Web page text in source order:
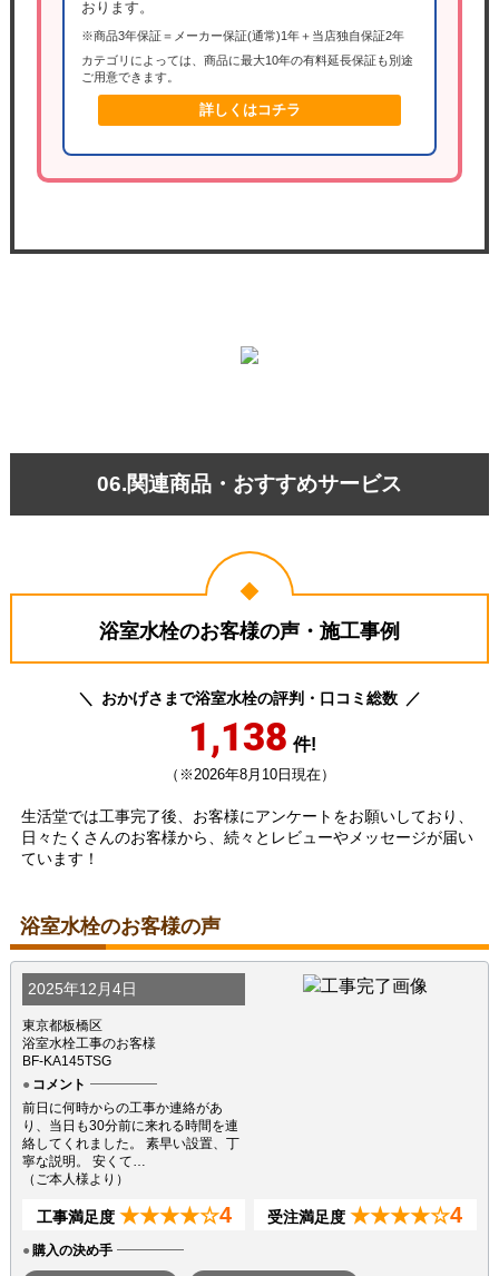
おります。
※商品3年保証＝メーカー保証(通常)1年＋当店独自保証2年
カテゴリによっては、商品に最大10年の有料延長保証も別途
ご用意できます。
詳しくはコチラ
06.関連商品・おすすめサービス
浴室水栓のお客様の声・施工事例
おかげさまで浴室水栓の評判・口コミ総数
1,138 件!
（※2026年8月10日現在）
生活堂では工事完了後、お客様にアンケートをお願いしており、
日々たくさんのお客様から、続々とレビューやメッセージが届い
ています！
浴室水栓のお客様の声
2025年12月4日
東京都板橋区
浴室水栓工事のお客様
BF-KA145TSG
コメント
前日に何時からの工事か連絡があ
り、当日も30分前に来れる時間を連
絡してくれました。 素早い設置、丁
寧な説明。 安くて…
（ご本人様より）
工事満足度 ★★★★☆4 受注満足度 ★★★★☆4
購入の決め手